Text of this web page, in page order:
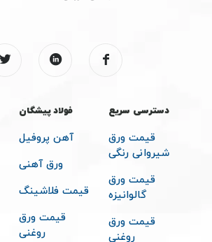
دسترسی سریع
قیمت ورق
شیروانی رنگی
قیمت ورق
گالوانیزه
قیمت ورق
روغنی
فولاد پیشگان
آهن پروفیل
ورق آهنی
قیمت فلاشینگ
قیمت ورق
روغنی